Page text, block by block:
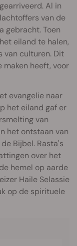
Al in
van de
gebracht. Toen
eiland te halen,
van culturen. Dit
maken heeft, voor
evangelie naar
het eiland gaf er
van
het ontstaan van
Bijbel. Rasta's
over het
hemel op aarde
Haile Selassie
op de spirituele